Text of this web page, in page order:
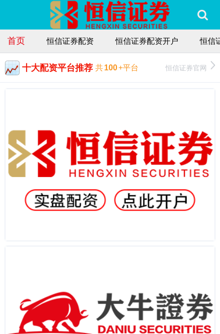
首页 恒信证券配资 恒信证券配资开户 恒信
十大配资平台推荐 共100+平台 恒信证券官网